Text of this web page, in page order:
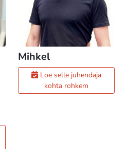
Mihkel
Loe selle juhendaja
kohta rohkem